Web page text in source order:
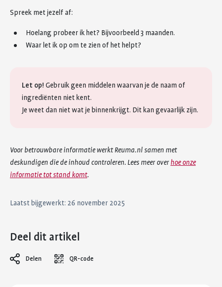
Spreek met jezelf af:
Hoelang probeer ik het? Bijvoorbeeld 3 maanden.
Waar let ik op om te zien of het helpt?
Let op! Gebruik geen middelen waarvan je de naam of
ingrediënten niet kent.
Je weet dan niet wat je binnenkrijgt. Dit kan gevaarlijk zijn.
Voor betrouwbare informatie werkt Reuma.nl samen met
deskundigen die de inhoud controleren. Lees meer over hoe onze
informatie tot stand komt.
Laatst bijgewerkt: 26 november 2025
Deel dit artikel
Delen QR-code